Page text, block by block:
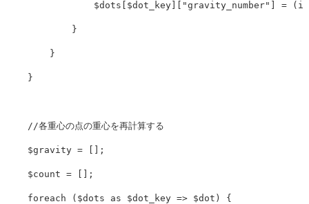
$dots $dot_key "gravity_number" = (
}
}
}
//各重心の点の重心を再計算する
$gravity = [];
$count = [];
foreach ( $dots as $dot_key => $dot ) {